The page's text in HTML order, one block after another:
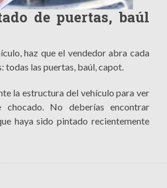
de puertas, baúl
haz que el vendedor abra cada
todas las puertas, baúl, capot.
la estructura del vehículo para ver
No deberías encontrar
haya sido pintado recientemente